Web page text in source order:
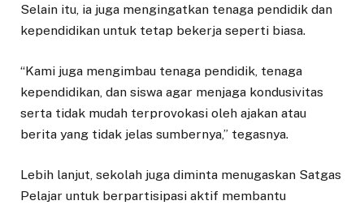
Selain itu, ia juga mengingatkan tenaga pendidik dan
kependidikan untuk tetap bekerja seperti biasa.
“Kami juga mengimbau tenaga pendidik, tenaga
kependidikan, dan siswa agar menjaga kondusivitas
serta tidak mudah terprovokasi oleh ajakan atau
berita yang tidak jelas sumbernya,” tegasnya.
Lebih lanjut, sekolah juga diminta menugaskan Satgas
Pelajar untuk berpartisipasi aktif membantu